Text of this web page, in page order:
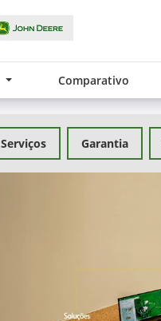
Comparativo
Serviços Garantia